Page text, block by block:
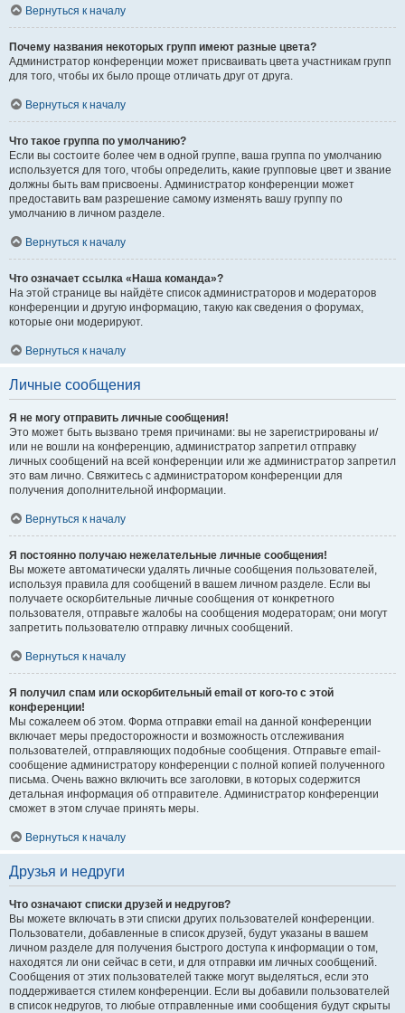
Вернуться к началу
Почему названия некоторых групп имеют разные цвета?
Администратор конференции может присваивать цвета участникам групп
для того, чтобы их было проще отличать друг от друга.
Вернуться к началу
Что такое группа по умолчанию?
Если вы состоите более чем в одной группе, ваша группа по умолчанию
используется для того, чтобы определить, какие групповые цвет и звание
должны быть вам присвоены. Администратор конференции может
предоставить вам разрешение самому изменять вашу группу по
умолчанию в личном разделе.
Вернуться к началу
Что означает ссылка «Наша команда»?
На этой странице вы найдёте список администраторов и модераторов
конференции и другую информацию, такую как сведения о форумах,
которые они модерируют.
Вернуться к началу
Личные сообщения
Я не могу отправить личные сообщения!
Это может быть вызвано тремя причинами: вы не зарегистрированы и/
или не вошли на конференцию, администратор запретил отправку
личных сообщений на всей конференции или же администратор запретил
это вам лично. Свяжитесь с администратором конференции для
получения дополнительной информации.
Вернуться к началу
Я постоянно получаю нежелательные личные сообщения!
Вы можете автоматически удалять личные сообщения пользователей,
используя правила для сообщений в вашем личном разделе. Если вы
получаете оскорбительные личные сообщения от конкретного
пользователя, отправьте жалобы на сообщения модераторам; они могут
запретить пользователю отправку личных сообщений.
Вернуться к началу
Я получил спам или оскорбительный email от кого-то с этой
конференции!
Мы сожалеем об этом. Форма отправки email на данной конференции
включает меры предосторожности и возможность отслеживания
пользователей, отправляющих подобные сообщения. Отправьте email-
сообщение администратору конференции с полной копией полученного
письма. Очень важно включить все заголовки, в которых содержится
детальная информация об отправителе. Администратор конференции
сможет в этом случае принять меры.
Вернуться к началу
Друзья и недруги
Что означают списки друзей и недругов?
Вы можете включать в эти списки других пользователей конференции.
Пользователи, добавленные в список друзей, будут указаны в вашем
личном разделе для получения быстрого доступа к информации о том,
находятся ли они сейчас в сети, и для отправки им личных сообщений.
Сообщения от этих пользователей также могут выделяться, если это
поддерживается стилем конференции. Если вы добавили пользователей
в список недругов, то любые отправленные ими сообщения будут скрыты